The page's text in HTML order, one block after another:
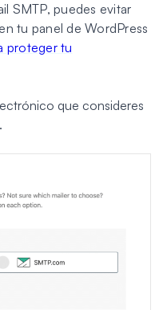
SMTP, puedes evitar
tu panel de WordPress
proteger tu
que consideres